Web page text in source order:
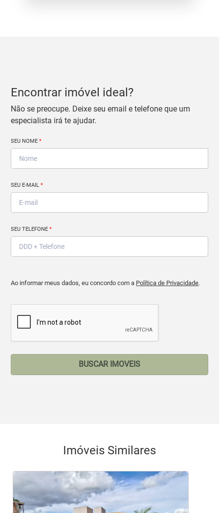
Encontrar imóvel ideal?
Não se preocupe. Deixe seu email e telefone que um
especialista irá te ajudar.
SEU NOME*
SEU E-MAIL*
SEU TELEFONE*
Ao informar meus dados, eu concordo com a Política de Privacidade.
BUSCAR IMOVEIS
Imóveis Similares